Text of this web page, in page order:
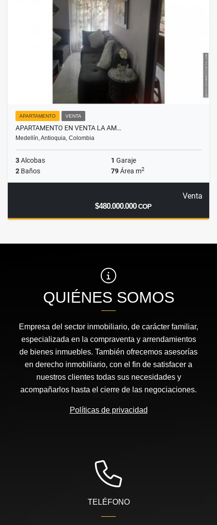
APARTAMENTO VENTA
APARTAMENTO EN VENTA LA AM…
Medellín, Antioquia, Colombia
3Alcobas 1 Garaje
2 Baños 79Área m2
Venta
$480.000.000COP
QUIÉNES SOMOS
Empresa del sector inmobiliario, de carácter familiar,
especializada en la compraventa y arrendamientos
de bienes inmuebles. También ofrecemos asesorías
en derecho inmobiliario, con el fin de satisfacer a
nuestros clientes todas sus necesidades y
acompañarlos hasta el cierre de las negociaciones.
Políticas de privacidad
TELÉFONO